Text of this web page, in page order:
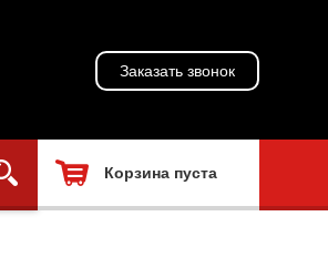
Заказать звонок
Корзина пуста